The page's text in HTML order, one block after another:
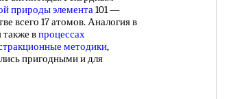
природы элемента101 —
всего 17 атомов. Аналогия в
также впроцессах
методики,
пригодными и для